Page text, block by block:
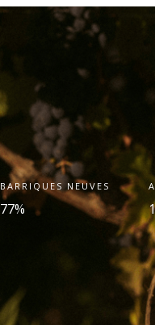
BARRIQUES NEUVES
77%